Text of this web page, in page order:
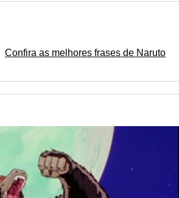
Confira as melhores frases de Naruto